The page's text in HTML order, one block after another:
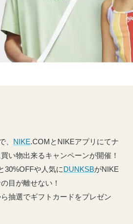
、 NIKE.COMとNIKEアプリにてナ
い物出来るキャンペーンが開催！
30%OFFや人気にDUNKSBがNIKE
目が離せない！
抽選でギフトカードをプレゼン